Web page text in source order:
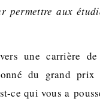
permettre aux
une carrière de
du grand prix
ce qui vous a